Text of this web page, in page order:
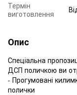
Термін
виготовлення
Опис
Спеціальна
ДСП поличкою ви
- Прогумовані
полички